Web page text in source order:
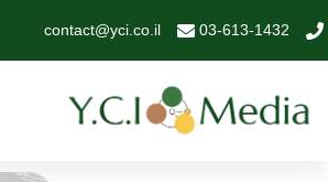
03-613-1432
contact@yci.co.il